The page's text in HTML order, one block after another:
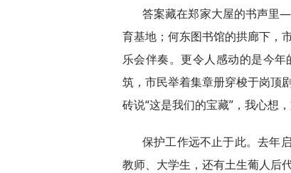
答案藏在郑家大屋的书声里
育基地；何东图书馆的拱廊下，
乐会伴奏。更令人感动的是今
筑，市民举着集章册穿梭于岗顶
砖说“这是我们的宝藏”，我心想
保护工作远不止于此。去年
教师、大学生，还有土生葡人后